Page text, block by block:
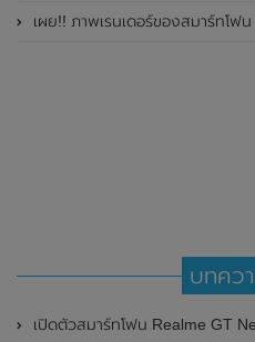
เผย!! ภาพเรนเดอร์ของสมาร์ทโฟน Realme GT7 Pro โชว์
บทคว
เปิดตัวสมาร์ทโฟน Realme GT Neo 6 อย่างเป็นทางการแล้วในประเทศจีน